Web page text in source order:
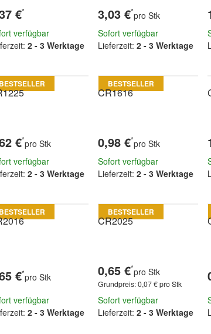
€*
verfügbar
2 - 3 Werktage
3,03 €*pro Stk
Sofort verfügbar
Lieferzeit: 2 - 3 Werktage
BESTSELLER
€*pro Stk
verfügbar
2 - 3 Werktage
BESTSELLER
CR1616
0,98 €*pro Stk
Sofort verfügbar
Lieferzeit: 2 - 3 Werktage
BESTSELLER
€*pro Stk
verfügbar
2 - 3 Werktage
BESTSELLER
CR2025
0,65 €*pro Stk
Grundpreis:0,07 € pro Stk
Sofort verfügbar
Lieferzeit: 2 - 3 Werktage